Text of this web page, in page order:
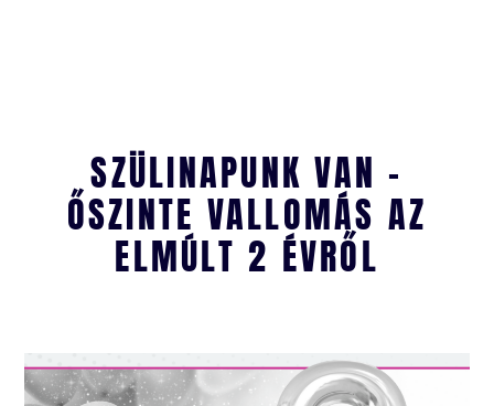
SZÜLINAPUNK VAN –
ŐSZINTE VALLOMÁS AZ
ELMÚLT 2 ÉVRŐL